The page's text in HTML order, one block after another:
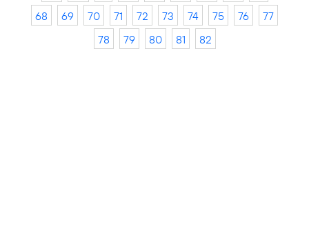
68
69 70 71 72 73 74 75 76
77
78
79 80 81 82